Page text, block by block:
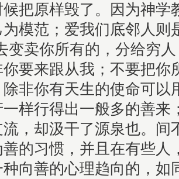
把原样毁了。因为神学
为模范；爱我们底邻人则
变卖你所有的，分给穷
要来跟从我；不要把你
非你有天生的使命可以
样行得出一般多的善来
，却汲干了源泉也。间
的习惯，并且在有些人
向善的心理趋向的，如